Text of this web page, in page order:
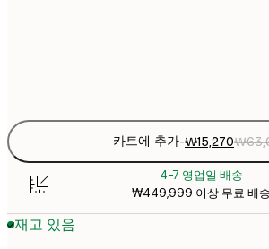
카트에 추가-₩15,270
4-7 영업일 배송
₩449,999 이상 무료 배송
재고 있음